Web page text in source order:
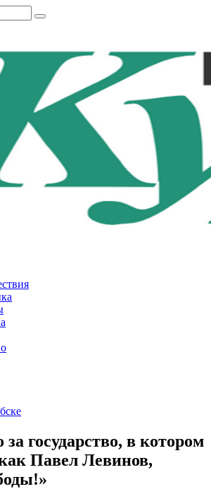
государство, в котором
Павел Левинов,